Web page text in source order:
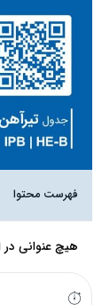
فهرست محتوا
هیچ عنوانی